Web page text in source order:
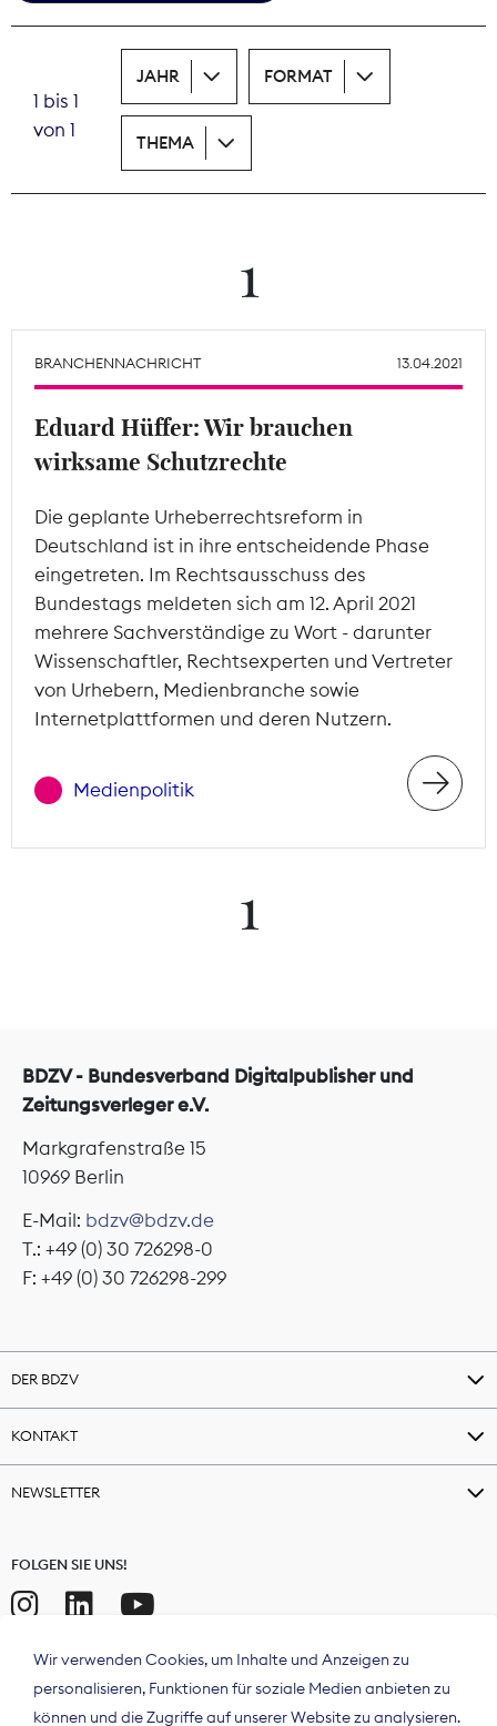
Print
Recht
Theodor-Wolff-Preis
Wächterpreis
ALLE THEMEN
Mitgliederbereich
1 bis 1
von 1
JAHR FORMAT
THEMA
1
BRANCHENNACHRICHT 13.04.2021
Eduard Hüffer: Wir brauchen
wirksame Schutzrechte
Die geplante Urheberrechtsreform in
Deutschland ist in ihre entscheidende Phase
eingetreten. Im Rechtsausschuss des
Bundestags meldeten sich am 12. April 2021
mehrere Sachverständige zu Wort - darunter
Wissenschaftler, Rechtsexperten und Vertreter
von Urhebern, Medienbranche sowie
Internetplattformen und deren Nutzern.
Medienpolitik
1
BDZV - Bundesverband Digitalpublisher und
Zeitungsverleger e.V.
Markgrafenstraße 15
10969 Berlin
E-Mail: bdzv@bdzv.de
T.: +49 (0) 30 726298-0
F: +49 (0) 30 726298-299
DER BDZV
KONTAKT
NEWSLETTER
FOLGEN SIE UNS!
Wir verwenden Cookies, um Inhalte und Anzeigen zu
personalisieren, Funktionen für soziale Medien anbieten zu
können und die Zugriffe auf unserer Website zu analysieren.